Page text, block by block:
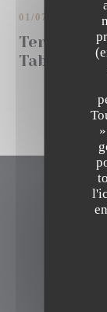
Terre,
Table de
01/07/2021